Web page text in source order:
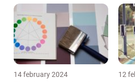
14 february 2024 12